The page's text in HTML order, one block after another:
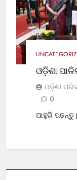
ଓଡ଼ିଶା
ଓଡ଼ିଶା
0
ଆହୁରି ପଢନ୍ତୁ